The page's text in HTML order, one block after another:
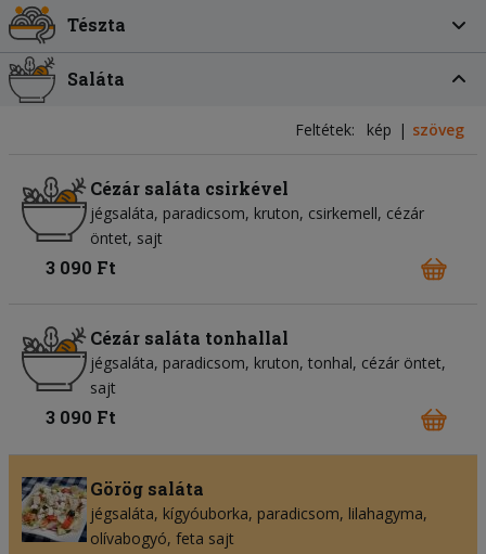
Tészta
Saláta
Feltétek: kép szöveg
Cézár saláta csirkével
jégsaláta paradicsom kruton csirkemell cézár
öntet sajt
3 090 Ft
Cézár saláta tonhallal
jégsaláta paradicsom kruton tonhal cézár öntet
sajt
3 090 Ft
Görög saláta
jégsaláta kígyóuborka paradicsom lilahagyma
olívabogyó feta sajt